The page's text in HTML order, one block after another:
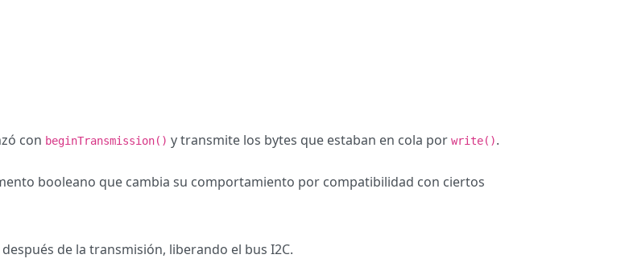
con beginTransmission() y transmite los bytes que estaban en cola por write().
booleano que cambia su comportamiento por compatibilidad con ciertos
de la transmisión, liberando el bus I2C.